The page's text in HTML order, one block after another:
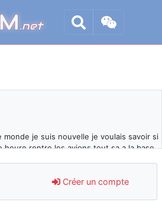
.net
monde je suis nouvelle je voulais savoir si
rentre les avions tout sa a la base
quelques blocages du site ces derniers
contre le spam et les bots trop nocifs
Créer un compte